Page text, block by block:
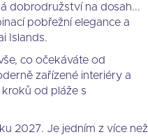
dobrodružství na dosah...
pobřežní elegance a
Islands.
co očekáváte od
zařízené interiéry a
od pláže s
2027. Je jedním z více než